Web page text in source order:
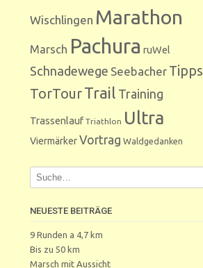
Wischlingen Marathon
Marsch Pachura ruWel
Schnadewege Seebacher Tipps
TorTourTrail Training
Trassenlauf Triathlon Ultra
ViermärkerVortrag Waldgedanken
NEUESTE BEITRÄGE
9 Runden a 4,7 km
Bis zu 50 km
Marsch mit Aussicht